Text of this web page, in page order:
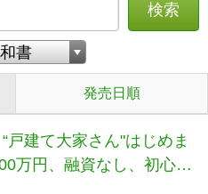
検索
発売日順
戸建て大家さん"はじめま
万円、融資なし、初心者
月20万の副収入」づく